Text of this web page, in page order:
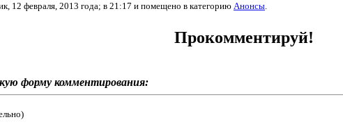
12 февраля, 2013 года; в 21:17 и помещено в категорию Анонсы.
Прокомментируй!
форму комментирования: